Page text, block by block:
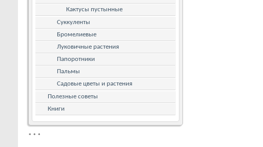
Кактусы пустынные
Суккуленты
Бромелиевые
Луковичные растения
Папоротники
Пальмы
Садовые цветы и растения
Полезные советы
Книги
* * *